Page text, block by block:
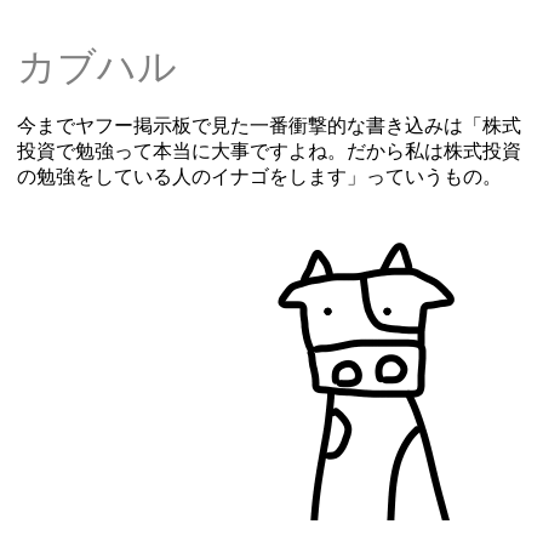
カブハル
今までヤフー掲示板で見た一番衝撃的な書き込みは「株式
投資で勉強って本当に大事ですよね。だから私は株式投資
の勉強をしている人のイナゴをします」っていうもの。